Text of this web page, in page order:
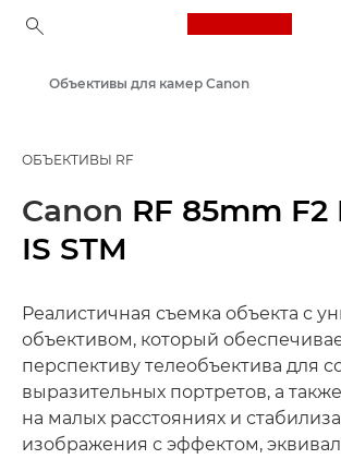
Объективы для камер Canon
ОБЪЕКТИВЫ RF
Canon RF 85mm F2
IS STM
Реалистичная съемка объекта с
объективом, который
перспективу телеобъектива для
выразительных портретов, а
на малых расстояниях и
изображения с эффектом,